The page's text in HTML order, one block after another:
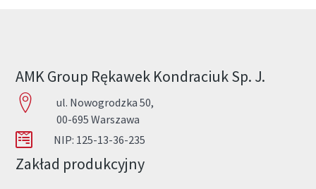
AMK Group Rękawek Kondraciuk Sp. J.
ul. Nowogrodzka 50,
00-695 Warszawa
NIP: 125-13-36-235
Zakład produkcyjny